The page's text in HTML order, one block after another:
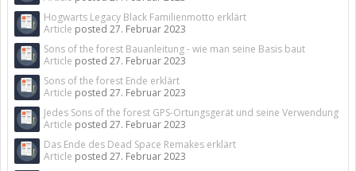
Hogwarts Legacy Black Familienmotto erklärt
Article posted 27. Februar 2023
Sons of the forest Bauanleitung - wie man seine Basis baut
Article posted 27. Februar 2023
Sons of the forest Ende erklärt
Article posted 27. Februar 2023
Jedes Sons of the forest GPS-Ortungsgerät und seine Verwendung
Article posted 27. Februar 2023
Das Ende des Dead Space Remakes erklärt
Article posted 27. Februar 2023